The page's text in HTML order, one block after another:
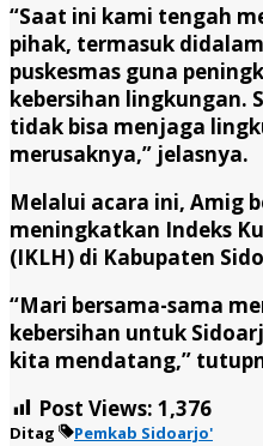
“Saat ini kami tengah
pihak, termasuk
puskesmas guna
kebersihan lingkungan.
tidak bisa menjaga
merusaknya,” jelasnya.
Melalui acara ini, Amig
meningkatkan Indeks
(IKLH) di Kabupaten
“Mari bersama-sama
kebersihan untuk
kita mendatang,”
Post Views: 1,376
Ditag
Pemkab Sidoarjo'